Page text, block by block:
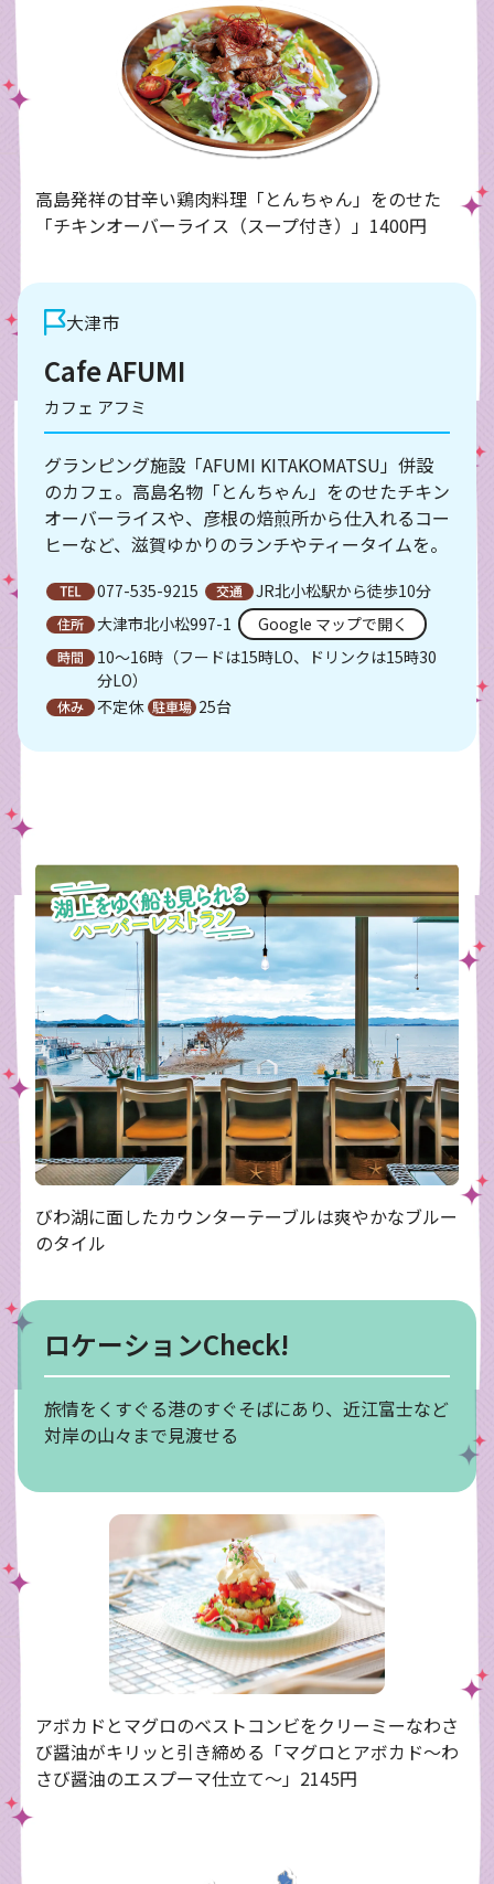
高島発祥の甘辛い鶏肉料理「とんちゃん」をのせた
「チキンオーバーライス（スープ付き）」1400円
大津市
Cafe AFUMI
カフェ アフミ
グランピング施設「AFUMI KITAKOMATSU」併設
のカフェ。高島名物「とんちゃん」をのせたチキン
オーバーライスや、彦根の焙煎所から仕入れるコー
ヒーなど、滋賀ゆかりのランチやティータイムを。
077-535-9215
JR北小松駅から徒歩10分
大津市北小松997-1
Google マップで開く
10～16時（フードは15時LO、ドリンクは15時30
分LO）
不定休
25台
びわ湖に面したカウンターテーブルは爽やかなブルー
のタイル
ロケーションCheck!
旅情をくすぐる港のすぐそばにあり、近江富士など
対岸の山々まで見渡せる
アボカドとマグロのベストコンビをクリーミーなわさ
び醤油がキリッと引き締める「マグロとアボカド〜わ
さび醤油のエスプーマ仕立て～」2145円